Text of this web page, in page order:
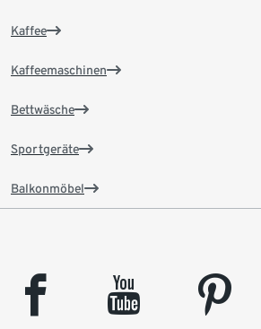
Kaffee
Kaffeemaschinen
Bettwäsche
Sportgeräte
Balkonmöbel
facebook youtube pinterest